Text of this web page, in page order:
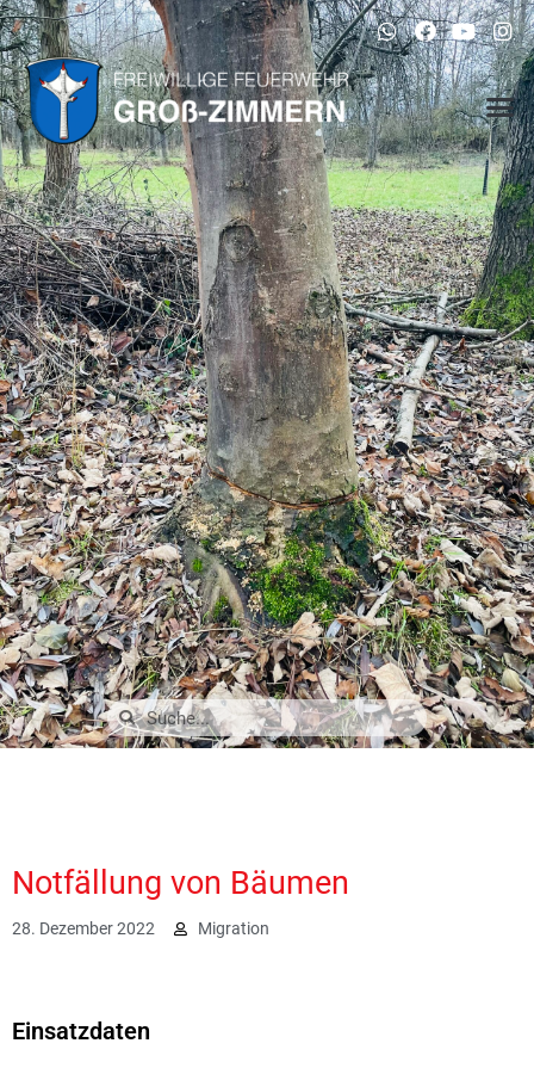
Notfällung von Bäumen
28. Dezember 2022 Migration
Einsatzdaten